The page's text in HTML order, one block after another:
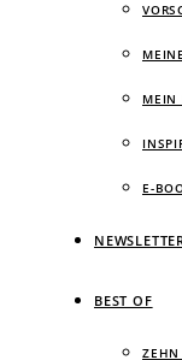
MEIN
E-
BEST OF